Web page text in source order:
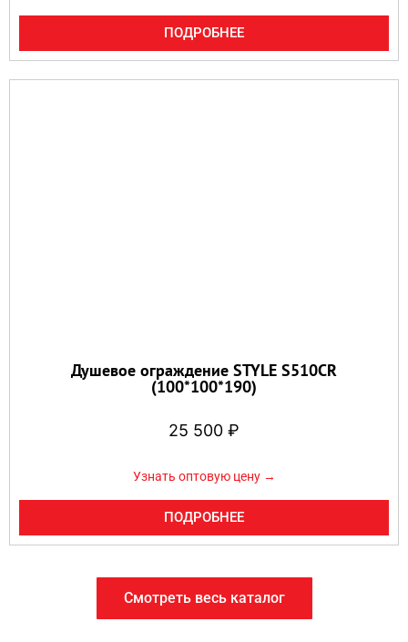
ПОДРОБНЕЕ
Душевое ограждение STYLE S510CR
(100*100*190)
25 500 ₽
Узнать оптовую цену →
ПОДРОБНЕЕ
Смотреть весь каталог